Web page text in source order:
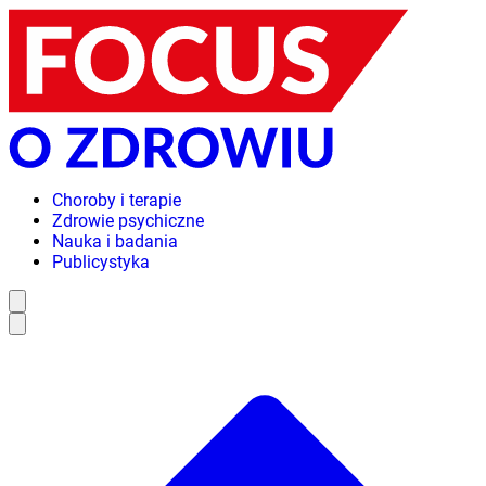
Choroby i terapie
Zdrowie psychiczne
Nauka i badania
Publicystyka